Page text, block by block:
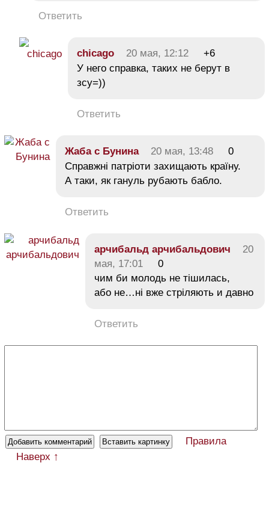
Ответить
chicago 20 мая, 12:12
+6
У него справка, таких не берут в
зсу=))
Ответить
Жаба с Бунина 20 мая, 13:48
0
Справжні патріоти захищають країну.
А таки, як гануль рубають бабло.
Ответить
арчибальд арчибальдович
20
мая, 17:01
0
чим би молодь не тішилась,
або не…ні вже стріляють и давно
Ответить
Правила
Наверх ↑